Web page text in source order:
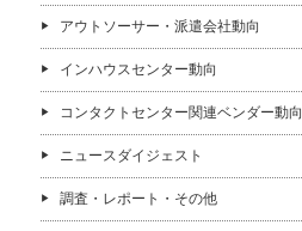
アウトソーサー・派遣会社動向
インハウスセンター動向
コンタクトセンター関連ベンダー動向
ニュースダイジェスト
調査・レポート・その他